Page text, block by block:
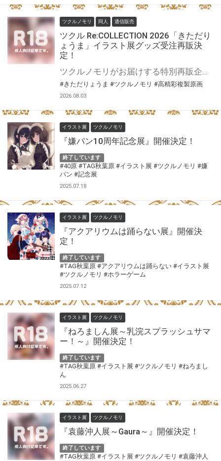
ツクルノモリ 同人 通信販売
ツクル Re:COLLECTION 2026「きただり
ょうま」イラスト展グッズ受注再販決
定！
ツクルノモリがお届けする特別再販企画「ツクル Re:COLLECTION 2026」開催！ 過去に開催された『きただりょうま初個展』『きただりょうま展2』にて販売されたオリジナルグッズのとらのあな通販での受注再販が決定いたしました！ 多くのお客様から寄せられた再販希望にお応えし、人気の高かった既存ラインナップの復刻に加え、今回の企画を記念した新規アイテムも登場いたします。 過去の個展にお越しいただけなかった方や、最近ファンになられた方も、この機会にぜひご利用ください。
#きただりょうま #ツクルノモリ #高精彩複製原画
2026.08.03
イラスト展 ツクルノモリ
『嫌パン10周年記念展』開催決定！
終了しています
#40原 #TAG秋葉原 #イラスト展 #ツクルノモリ #嫌
パン #記念展
2025.07.18
イラスト展 ツクルノモリ
『アクアリウムは踊らない展』開催決
定！
終了しています
#TAG秋葉原 #アクアリウムは踊らない #イラスト展
#ツクルノモリ #ホラーゲーム
2025.07.12
イラスト展 ツクルノモリ
『ねろましん展～乳浣スプラッシュサマ
ー！～』開催決定！
終了しています
#TAG秋葉原 #イラスト展 #ツクルノモリ #ねろまし
ん
2025.06.27
イラスト展 ツクルノモリ
『袁藤沖人展～Gaura～』開催決定！
終了しています
#TAG秋葉原 #イラスト展 #ツクルノモリ #袁藤沖人